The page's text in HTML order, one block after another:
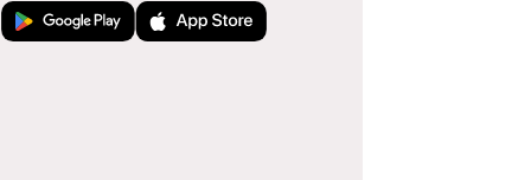
Jetzt bei Google PlayLaden im App Store